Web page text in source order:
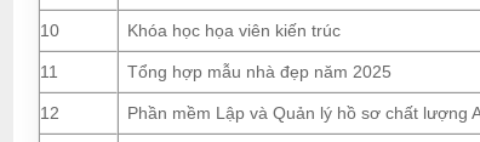
10 Khóa học họa viên kiến trúc
11 Tổng hợp mẫu nhà đẹp năm 2025
12 Phần mềm Lập và Quản lý hồ sơ chất lượng